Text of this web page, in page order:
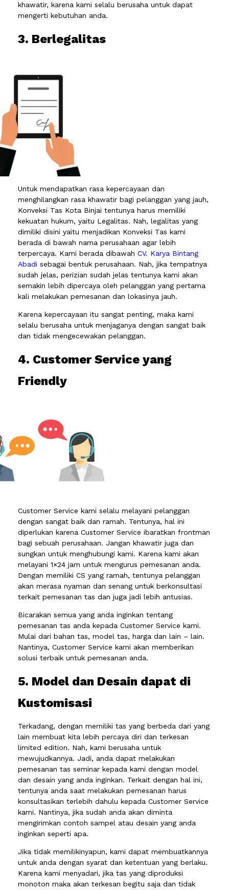
khawatir, karena kami selalu berusaha untuk dapat
mengerti kebutuhan anda.
3. Berlegalitas
Untuk mendapatkan rasa kepercayaan dan
menghilangkan rasa khawatir bagi pelanggan yang jauh,
Konveksi Tas Kota Binjai tentunya harus memiliki
kekuatan hukum, yaitu Legalitas. Nah, legalitas yang
dimiliki disini yaitu menjadikan Konveksi Tas kami
berada di bawah nama perusahaan agar lebih
terpercaya. Kami berada dibawah CV. Karya Bintang
Abadi sebagai bentuk perusahaan. Nah, jika tempatnya
sudah jelas, perizian sudah jelas tentunya kami akan
semakin lebih dipercaya oleh pelanggan yang pertama
kali melakukan pemesanan dan lokasinya jauh.
Karena kepercayaan itu sangat penting, maka kami
selalu berusaha untuk menjaganya dengan sangat baik
dan tidak mengecewakan pelanggan.
4. Customer Service yang
Friendly
Customer Service kami selalu melayani pelanggan
dengan sangat baik dan ramah. Tentunya, hal ini
diperlukan karena Customer Service ibaratkan frontman
bagi sebuah perusahaan. Jangan khawatir juga dan
sungkan untuk menghubungi kami. Karena kami akan
melayani 1×24 jam untuk mengurus pemesanan anda.
Dengan memiliki CS yang ramah, tentunya pelanggan
akan merasa nyaman dan senang untuk berkonsultasi
terkait pemesanan tas dan juga jadi lebih antusias.
Bicarakan semua yang anda inginkan tentang
pemesanan tas anda kepada Customer Service kami.
Mulai dari bahan tas, model tas, harga dan lain – lain.
Nantinya, Customer Service kami akan memberikan
solusi terbaik untuk pemesanan anda.
5. Model dan Desain dapat di
Kustomisasi
Terkadang, dengan memiliki tas yang berbeda dari yang
lain membuat kita lebih percaya diri dan terkesan
limited edition. Nah, kami berusaha untuk
mewujudkannya. Jadi, anda dapat melakukan
pemesanan tas seminar kepada kami dengan model
dan desain yang anda inginkan. Terkait dengan hal ini,
tentunya anda saat melakukan pemesanan harus
konsultasikan terlebih dahulu kepada Customer Service
kami. Nantinya, jika sudah anda akan diminta
mengirimkan contoh sampel atau desain yang anda
inginkan seperti apa.
Jika tidak memilikinyapun, kami dapat membuatkannya
untuk anda dengan syarat dan ketentuan yang berlaku.
Karena kami menyadari, jika tas yang diproduksi
monoton maka akan terkesan begitu saja dan tidak